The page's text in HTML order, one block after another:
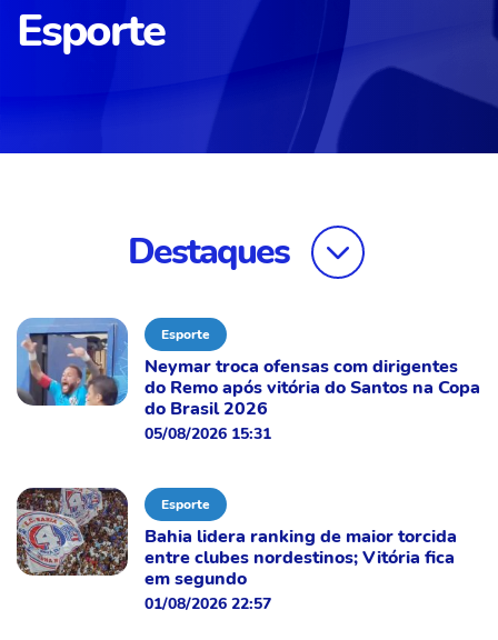
Esporte
Destaques
Esporte
Neymar troca ofensas com dirigentes
do Remo após vitória do Santos na Copa
do Brasil 2026
05/08/2026 15:31
Esporte
Bahia lidera ranking de maior torcida
entre clubes nordestinos; Vitória fica
em segundo
01/08/2026 22:57